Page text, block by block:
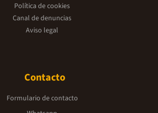
Política de cookies
Canal de denuncias
Aviso legal
Contacto
Formulario de contacto